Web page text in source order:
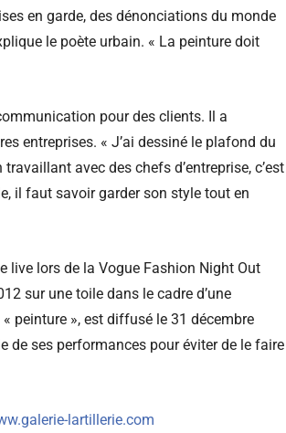
en garde, des dénonciations du monde
le poète urbain. « La peinture doit
pour des clients. Il a
entreprises. « J’ai dessiné le plafond du
avec des chefs d’entreprise, c’est
il faut savoir garder son style tout en
live lors de la Vogue Fashion Night Out
sur une toile dans le cadre d’une
peinture », est diffusé le 31 décembre
de ses performances pour éviter de le faire
lartillerie.com